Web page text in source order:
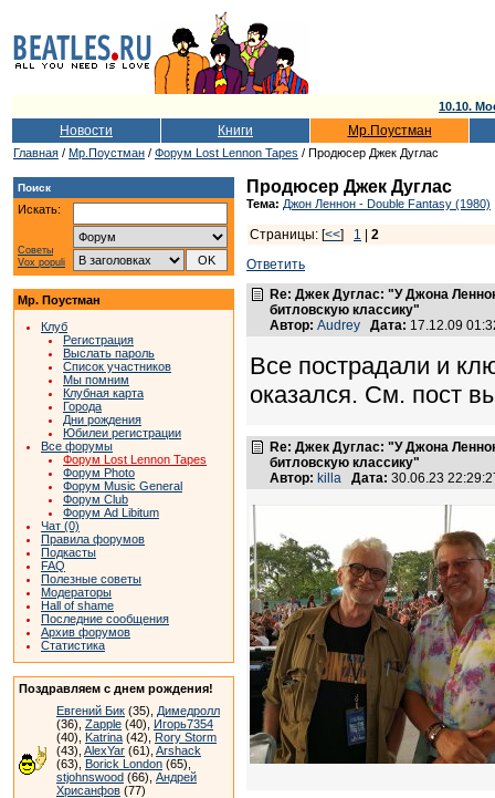
10.10.
Новости Книги Мр.Поустман
Главная / Мр.Поустман / Форум Lost Lennon Tapes / Продюсер Джек Дуглас
Поиск
Искать:
Советы
Vox populi
Мр. Поустман
Клуб
Регистрация
Выслать пароль
Список участников
Мы помним
Клубная карта
Города
Дни рождения
Юбилеи регистрации
Все форумы
Форум Lost Lennon Tapes
Форум Photo
Форум Music General
Форум Club
Форум Ad Libitum
Чат (0)
Правила форумов
Подкасты
FAQ
Полезные советы
Модераторы
Hall of shame
Последние сообщения
Архив форумов
Статистика
Поздравляем с днем рождения!
Евгений Бик (35), Димедролл
(36), Zapple (40), Игорь7354
(40), Katrina (42), Rory Storm
(43), AlexYar (61), Arshack
(63), Borick London (65),
stjohnswood (66), Андрей
Хрисанфов (77)
Продюсер Джек Дуглас
Тема: Джон Леннон - Double Fantasy (1980)
Страницы: [<<] 1
2
Ответить
Re: Джек Дуглас: "У Джона
битловскую классику"
Автор: Audrey Дата: 17.12.09
Все пострадали и
оказался. См. пост
Re: Джек Дуглас: "У Джона
битловскую классику"
Автор: killa Дата: 30.06.23